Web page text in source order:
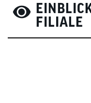
FILIALE